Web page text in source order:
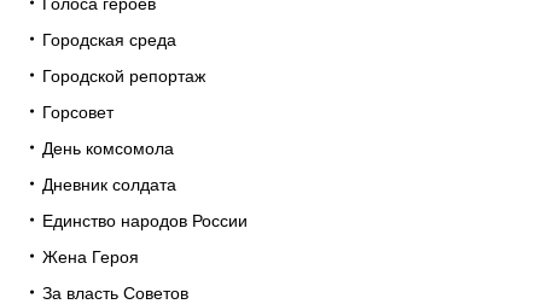
Голоса героев
Городская среда
Городской репортаж
Горсовет
День комсомола
Дневник солдата
Единство народов России
Жена Героя
За власть Советов